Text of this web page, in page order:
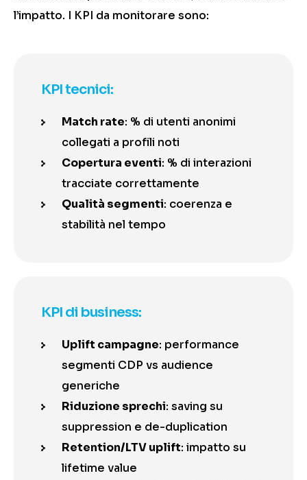
l’impatto. I KPI da monitorare sono:
KPI tecnici:
Match rate: % di utenti anonimi
collegati a profili noti
Copertura eventi: % di interazioni
tracciate correttamente
Qualità segmenti: coerenza e
stabilità nel tempo
KPI di business:
Uplift campagne: performance
segmenti CDP vs audience
generiche
Riduzione sprechi: saving su
suppression e de-duplication
Retention/LTV uplift: impatto su
lifetime value